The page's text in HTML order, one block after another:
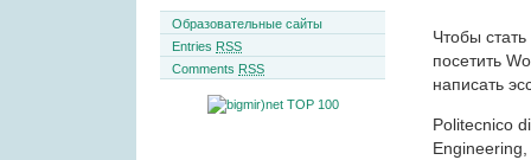
Чтобы
посетить
написать
Politecnico
Образовательные сайты
Entries RSS
Comments RSS